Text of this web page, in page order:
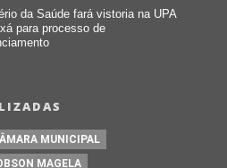
da Saúde fará vistoria na UPA
para processo de
MUNICIPAL
MAGELA